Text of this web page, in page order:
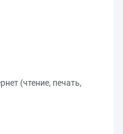
(чтение, печать,